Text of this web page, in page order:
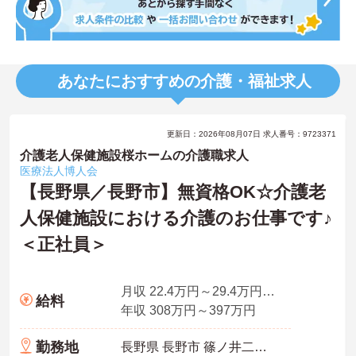
あなたにおすすめの介護・福祉求人
更新日：2026年08月07日 求人番号：9723371
介護老人保健施設桜ホームの介護職求人
医療法人博人会
【長野県／長野市】無資格OK☆介護老
人保健施設における介護のお仕事です♪
＜正社員＞
給料
月収 22.4万円～29.4万円程度
年収 308万円～397万円
勤務地 長野県 長野市 篠ノ井二ツ柳大当1432-3